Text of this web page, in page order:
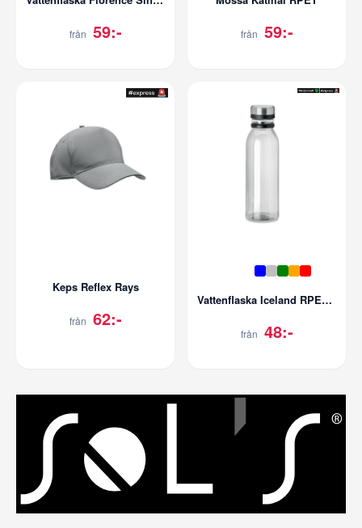
från 59:- från 59:-
Keps Reflex Rays
från 62:-
Vattenflaska Iceland RPET | 780 ml
från 48:-